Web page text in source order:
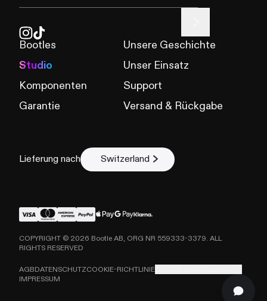
Bootles
Studio
Komponenten
Garantie
Unsere Geschichte
Unser Einsatz
Support
Versand & Rückgabe
Lieferung nach Switzerland
COPYRIGHT © 2026 Bootle AB, ORG NR 559333-3379. ALL
RIGHTS RESERVED
AGBDATENSCHUTZCOOKIE-RICHTLINIE
IMPRESSUM